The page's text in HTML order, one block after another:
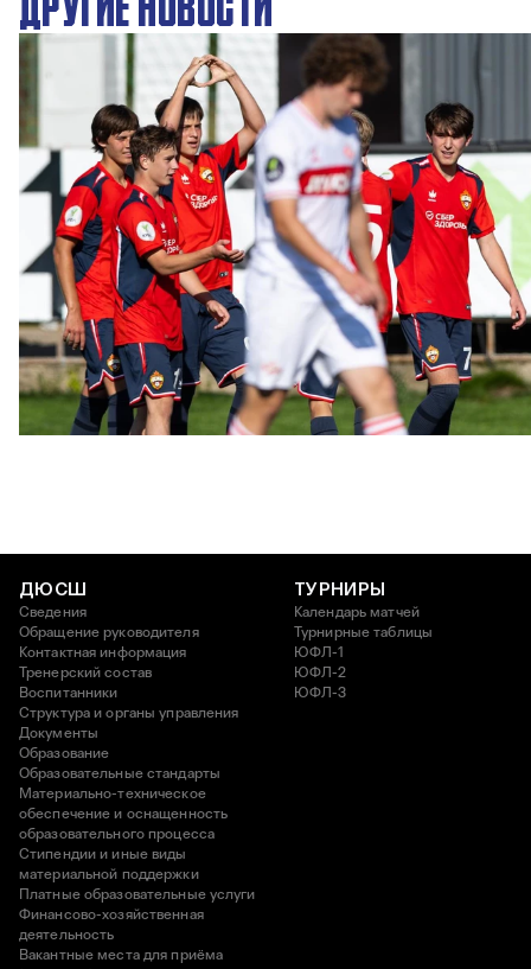
ЮФЛ: Московское дерби на «Октябре»
3 АВГУСТА 2026 14:15
ДЮСШ
Сведения
Обращение руководителя
Контактная информация
Тренерский состав
Воспитанники
Структура и органы управления
Документы
Образование
Образовательные стандарты
Материально-техническое
обеспечение и оснащенность
образовательного процесса
Стипендии и иные виды
материальной поддержки
Платные образовательные услуги
Финансово-хозяйственная
деятельность
Вакантные места для приёма
ТУРНИРЫ
Календарь матчей
Турнирные таблицы
ЮФЛ-1
ЮФЛ-2
ЮФЛ-3